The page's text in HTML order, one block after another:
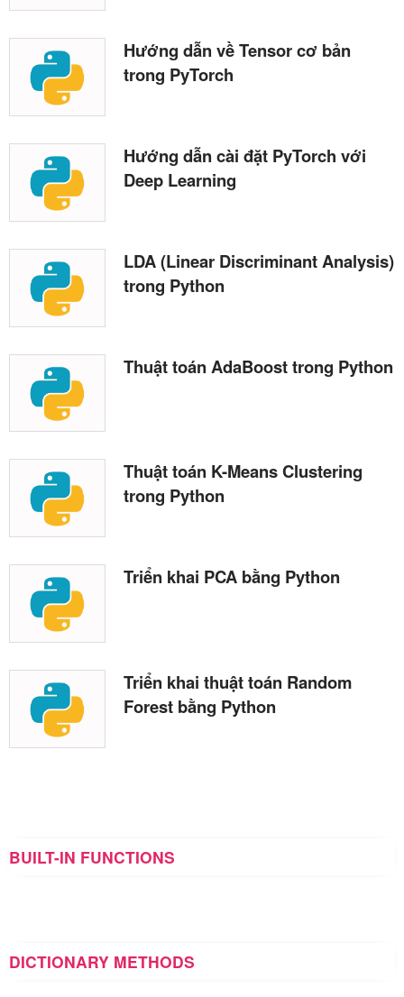
Hướng dẫn về Tensor cơ bản
trong PyTorch
Hướng dẫn cài đặt PyTorch với
Deep Learning
LDA (Linear Discriminant Analysis)
trong Python
Thuật toán AdaBoost trong Python
Thuật toán K-Means Clustering
trong Python
Triển khai PCA bằng Python
Triển khai thuật toán Random
Forest bằng Python
BUILT-IN FUNCTIONS
DICTIONARY METHODS